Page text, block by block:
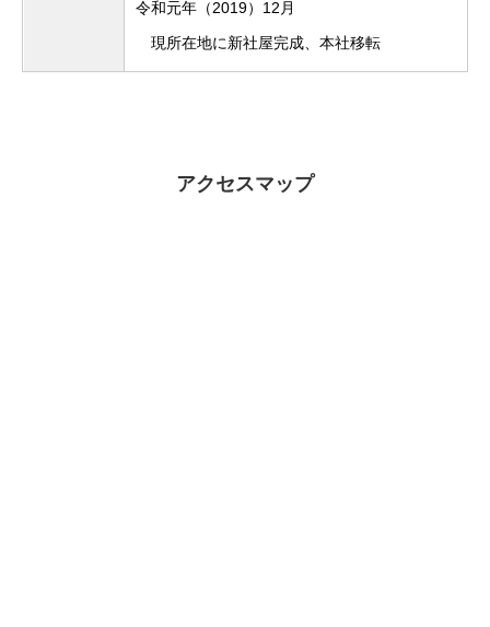
令和元年（2019）12月
現所在地に新社屋完成、本社移転
アクセスマップ